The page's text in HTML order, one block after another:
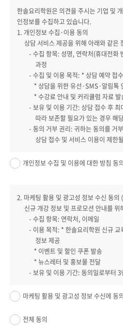
한솔요리학원은 의견을 주시는 기업 및
인정보를 수집하고 있습니다.
1. 개인정보 수집·이용 동의
상담 서비스 제공을 위해 아래와 같은
- 수집 항목: 성명, 연락처(휴대전화
과정
- 수집 및 이용 목적: * 상담 예약 접
* 상담을 위한 유선·SMS·알림톡
* 수강료 안내 및 커리큘럼 자료 발
- 보유 및 이용 기간: 상담 접수 후
따라 보존할 필요가 있는 경우 해
- 동의 거부 권리: 귀하는 동의를 거
상담 접수 및 서비스 이용이 제한
개인정보 수집 및 이용에 대한 방침 동
2. 마케팅 활용 및 광고성 정보 수신 동의
신규 개강 정보 및 프로모션 안내를
- 수집 항목: 연락처, 이메일
- 이용 목적: * 한솔요리학원 신규
정보 제공
* 이벤트 및 할인 쿠폰 발송
* 뉴스레터 및 홍보물 전달
- 보유 및 이용 기간: 동의일로부터
마케팅 활용 및 광고성 정보 수신에 동
전체 동의